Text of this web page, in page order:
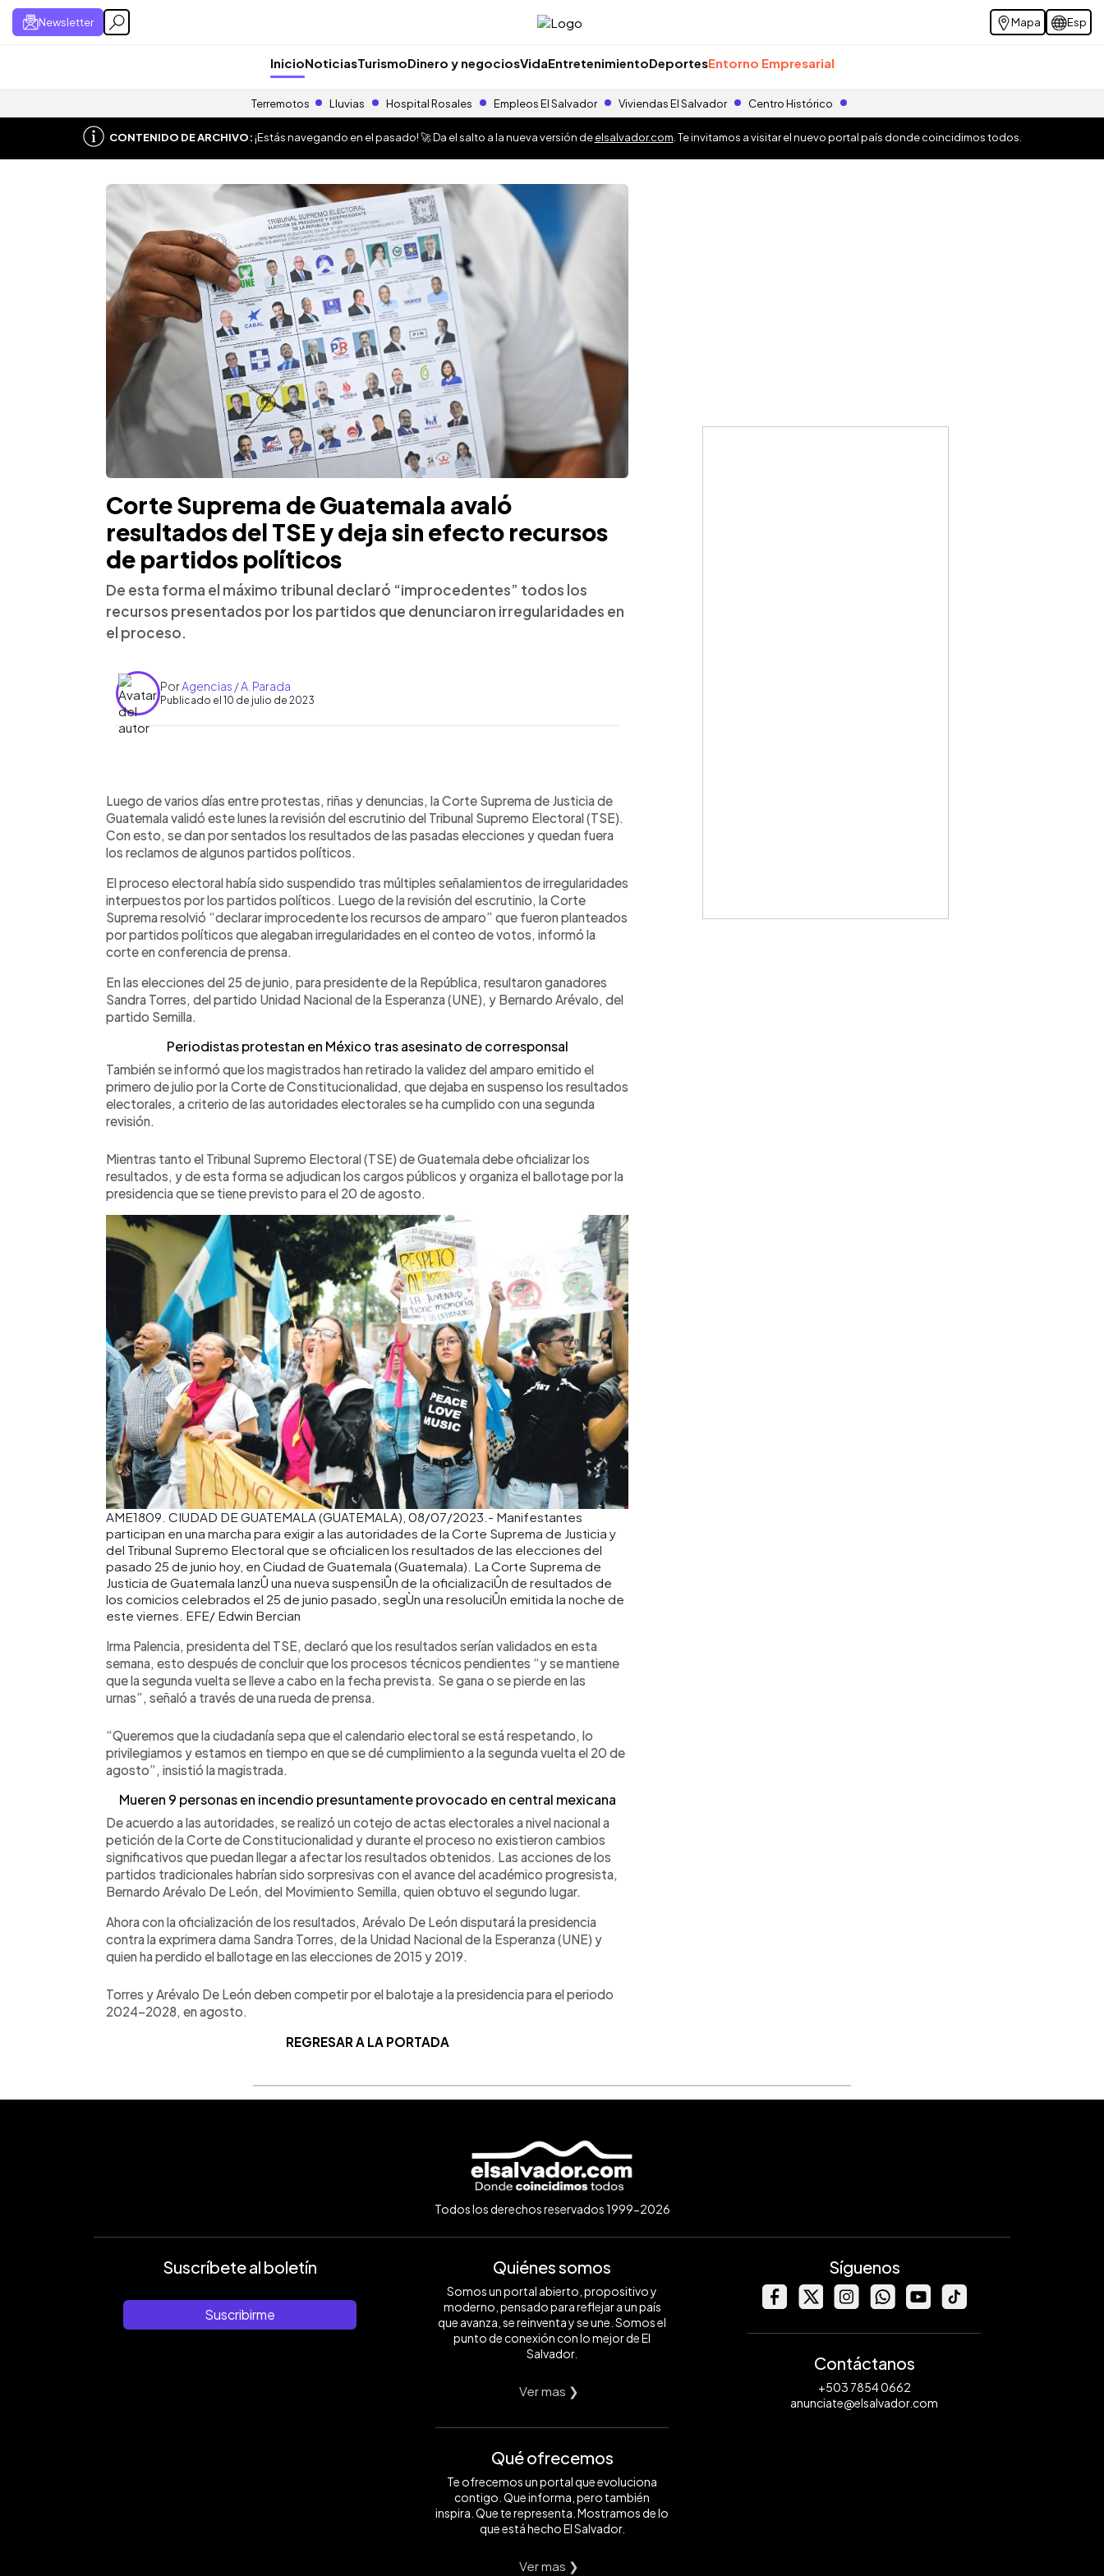
Newsletter Mapa Esp
InicioNoticiasTurismoDinero y negociosVidaEntretenimientoDeportesEntorno Empresarial
Terremotos Lluvias Hospital Rosales Empleos El Salvador Viviendas El Salvador Centro Histórico
CONTENIDO DE ARCHIVO:¡Estás navegando en el pasado! 🚀 Da el salto a la nueva versión deelsalvador.com . Te invitamos a visitar el nuevo portal país donde coincidimos todos.
Corte Suprema de Guatemala avaló
resultados del TSE y deja sin efecto recursos
de partidos políticos
De esta forma el máximo tribunal declaró “improcedentes” todos los
recursos presentados por los partidos que denunciaron irregularidades en
el proceso.
PorAgencias / A. Parada
Publicado el 10 de julio de 2023
Escuchar artículo
Luego de varios días entre protestas, riñas y denuncias, la Corte Suprema de Justicia de
Guatemala validó este lunes la revisión del escrutinio del Tribunal Supremo Electoral (TSE).
Con esto, se dan por sentados los resultados de las pasadas elecciones y quedan fuera
los reclamos de algunos partidos políticos.
El proceso electoral había sido suspendido tras múltiples señalamientos de irregularidades
interpuestos por los partidos políticos. Luego de la revisión del escrutinio, la Corte
Suprema resolvió “declarar improcedente los recursos de amparo” que fueron planteados
por partidos políticos que alegaban irregularidades en el conteo de votos, informó la
corte en conferencia de prensa.
En las elecciones del 25 de junio, para presidente de la República, resultaron ganadores
Sandra Torres, del partido Unidad Nacional de la Esperanza (UNE), y Bernardo Arévalo, del
partido Semilla.
Periodistas protestan en México tras asesinato de corresponsal
También se informó que los magistrados han retirado la validez del amparo emitido el
primero de julio por la Corte de Constitucionalidad, que dejaba en suspenso los resultados
electorales, a criterio de las autoridades electorales se ha cumplido con una segunda
revisión.
Mientras tanto el Tribunal Supremo Electoral (TSE) de Guatemala debe oficializar los
resultados, y de esta forma se adjudican los cargos públicos y organiza el ballotage por la
presidencia que se tiene previsto para el 20 de agosto.
AME1809. CIUDAD DE GUATEMALA (GUATEMALA), 08/07/2023.- Manifestantes
participan en una marcha para exigir a las autoridades de la Corte Suprema de Justicia y
del Tribunal Supremo Electoral que se oficialicen los resultados de las elecciones del
pasado 25 de junio hoy, en Ciudad de Guatemala (Guatemala). La Corte Suprema de
Justicia de Guatemala lanzÛ una nueva suspensiÛn de la oficializaciÛn de resultados de
los comicios celebrados el 25 de junio pasado, segÙn una resoluciÛn emitida la noche de
este viernes. EFE/ Edwin Bercian
Irma Palencia, presidenta del TSE, declaró que los resultados serían validados en esta
semana, esto después de concluir que los procesos técnicos pendientes “y se mantiene
que la segunda vuelta se lleve a cabo en la fecha prevista. Se gana o se pierde en las
urnas”, señaló a través de una rueda de prensa.
“Queremos que la ciudadanía sepa que el calendario electoral se está respetando, lo
privilegiamos y estamos en tiempo en que se dé cumplimiento a la segunda vuelta el 20 de
agosto”, insistió la magistrada.
Mueren 9 personas en incendio presuntamente provocado en central mexicana
De acuerdo a las autoridades, se realizó un cotejo de actas electorales a nivel nacional a
petición de la Corte de Constitucionalidad y durante el proceso no existieron cambios
significativos que puedan llegar a afectar los resultados obtenidos. Las acciones de los
partidos tradicionales habrían sido sorpresivas con el avance del académico progresista,
Bernardo Arévalo De León, del Movimiento Semilla, quien obtuvo el segundo lugar.
Ahora con la oficialización de los resultados, Arévalo De León disputará la presidencia
contra la exprimera dama Sandra Torres, de la Unidad Nacional de la Esperanza (UNE) y
quien ha perdido el ballotage en las elecciones de 2015 y 2019.
Torres y Arévalo De León deben competir por el balotaje a la presidencia para el periodo
2024-2028, en agosto.
REGRESAR A LA PORTADA
Todos los derechos reservados 1999-2026
Suscríbete al boletín
Suscribirme
Quiénes somos
Somos un portal abierto, propositivo y
moderno, pensado para reflejar a un país
que avanza, se reinventa y se une. Somos el
punto de conexión con lo mejor de El
Salvador.
Ver mas ❯
Qué ofrecemos
Te ofrecemos un portal que evoluciona
contigo. Que informa, pero también
inspira. Que te representa. Mostramos de lo
que está hecho El Salvador.
Ver mas ❯
Síguenos
Contáctanos
+503 7854 0662
anunciate@elsalvador.com